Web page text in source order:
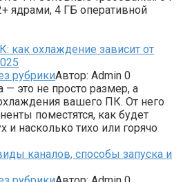
ядрами, 4 ГБ оперативной
как охлаждение зависит от
рубрикиАвтор: Admin 0
это не просто размер, а
вашего ПК. От него
поместятся, как будет
и насколько тихо или горячо
каналов, способы запуска и